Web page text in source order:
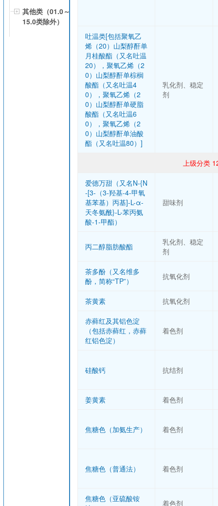
其他类（01.0～
15.0类除外）
吐温类[包括聚氧乙
烯（20）山梨醇酐单
月桂酸酯（又名吐温
20），聚氧乙烯（2
0）山梨醇酐单棕榈
酸酯（又名吐温4
0），聚氧乙烯（2
0）山梨醇酐单硬脂
酸酯（又名吐温6
0），聚氧乙烯（2
0）山梨醇酐单油酸
酯（又名吐温80）]
乳化剂、稳定
剂
上级分类
爱德万甜（又名N-{N
-[3-（3-羟基-4-甲氧
基苯基）丙基]-L-α-
天冬氨酰}-L-苯丙氨
酸-1-甲酯）
甜味剂
丙二醇脂肪酸酯
乳化剂、稳定
剂
茶多酚（又名维多
酚，简称“TP”）
抗氧化剂
茶黄素 抗氧化剂
赤藓红及其铝色淀
（包括赤藓红，赤藓
红铝色淀）
着色剂
硅酸钙 抗结剂
姜黄素 着色剂
焦糖色（加氨生产） 着色剂
焦糖色（普通法） 着色剂
焦糖色（亚硫酸铵
着色剂